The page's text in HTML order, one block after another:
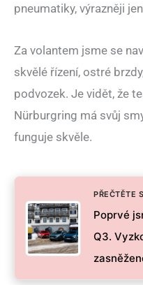
pneumatiky, výrazněji
Za volantem jsme se
skvělé řízení, ostré
podvozek. Je vidět, že
Nürburgring má svůj
funguje skvěle.
PŘEČTĚTE
Poprvé
Q3.